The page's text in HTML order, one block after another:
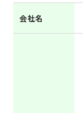
会社名